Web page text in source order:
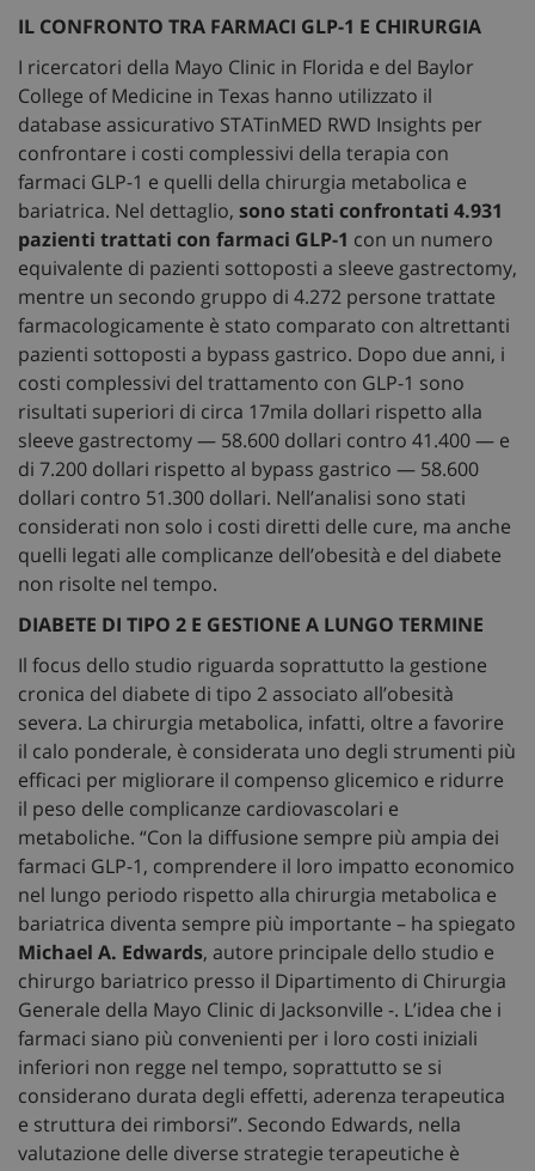
IL CONFRONTO TRA FARMACI GLP-1 E CHIRURGIA
I ricercatori della Mayo Clinic in Florida e del Baylor
College of Medicine in Texas hanno utilizzato il
database assicurativo STATinMED RWD Insights per
confrontare i costi complessivi della terapia con
farmaci GLP-1 e quelli della chirurgia metabolica e
bariatrica. Nel dettaglio, sono stati confrontati 4.931
pazienti trattati con farmaci GLP-1 con un numero
equivalente di pazienti sottoposti a sleeve gastrectomy,
mentre un secondo gruppo di 4.272 persone trattate
farmacologicamente è stato comparato con altrettanti
pazienti sottoposti a bypass gastrico. Dopo due anni, i
costi complessivi del trattamento con GLP-1 sono
risultati superiori di circa 17mila dollari rispetto alla
sleeve gastrectomy — 58.600 dollari contro 41.400 — e
di 7.200 dollari rispetto al bypass gastrico — 58.600
dollari contro 51.300 dollari. Nell’analisi sono stati
considerati non solo i costi diretti delle cure, ma anche
quelli legati alle complicanze dell’obesità e del diabete
non risolte nel tempo.
DIABETE DI TIPO 2 E GESTIONE A LUNGO TERMINE
Il focus dello studio riguarda soprattutto la gestione
cronica del diabete di tipo 2 associato all’obesità
severa. La chirurgia metabolica, infatti, oltre a favorire
il calo ponderale, è considerata uno degli strumenti più
efficaci per migliorare il compenso glicemico e ridurre
il peso delle complicanze cardiovascolari e
metaboliche. “Con la diffusione sempre più ampia dei
farmaci GLP-1, comprendere il loro impatto economico
nel lungo periodo rispetto alla chirurgia metabolica e
bariatrica diventa sempre più importante – ha spiegato
Michael A. Edwards, autore principale dello studio e
chirurgo bariatrico presso il Dipartimento di Chirurgia
Generale della Mayo Clinic di Jacksonville -. L’idea che i
farmaci siano più convenienti per i loro costi iniziali
inferiori non regge nel tempo, soprattutto se si
considerano durata degli effetti, aderenza terapeutica
e struttura dei rimborsi”. Secondo Edwards, nella
valutazione delle diverse strategie terapeutiche è